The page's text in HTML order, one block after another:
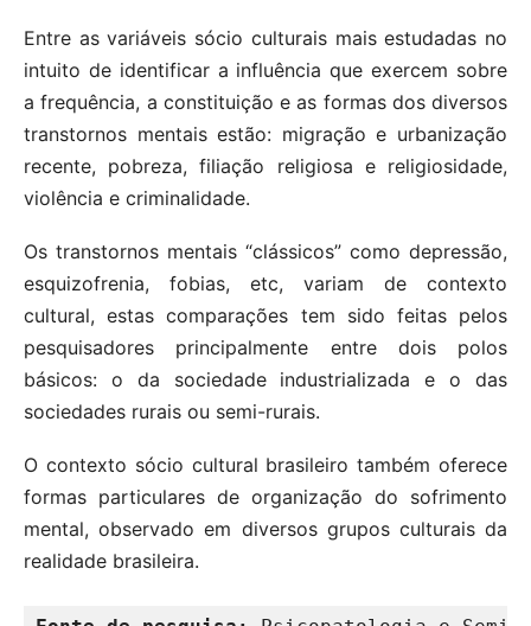
Entre as variáveis sócio culturais mais estudadas no
intuito de identificar a influência que exercem sobre
a frequência, a constituição e as formas dos diversos
transtornos mentais estão: migração e urbanização
recente, pobreza, filiação religiosa e religiosidade,
violência e criminalidade.
Os transtornos mentais “clássicos” como depressão,
esquizofrenia, fobias, etc, variam de contexto
cultural, estas comparações tem sido feitas pelos
pesquisadores principalmente entre dois polos
básicos: o da sociedade industrializada e o das
sociedades rurais ou semi-rurais.
O contexto sócio cultural brasileiro também oferece
formas particulares de organização do sofrimento
mental, observado em diversos grupos culturais da
realidade brasileira.